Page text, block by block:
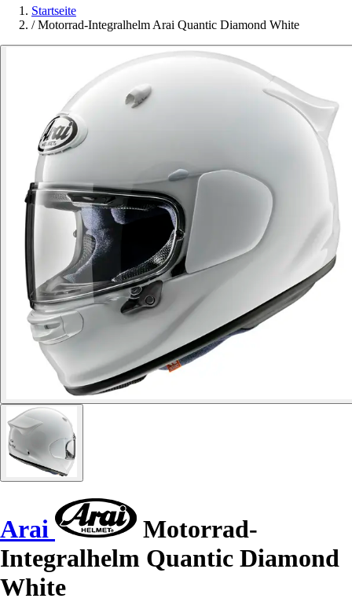
Startseite
/ Motorrad-Integralhelm Arai Quantic Diamond White
Arai
Motorrad-
Integralhelm Quantic Diamond
White